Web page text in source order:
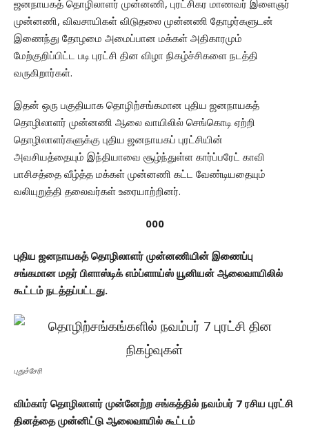
ஜனநாயகத் தொழிலாளர் முன்னணி, புரட்சிகர மாணவர் இளைஞர்
முன்னணி, விவசாயிகள் விடுதலை முன்னணி தோழர்களுடன்
இணைந்து தோழமை அமைப்பான மக்கள் அதிகாரமும்
மேற்குறிப்பிட்ட படி புரட்சி தின விழா நிகழ்ச்சிகளை நடத்தி
வருகிறார்கள்.
இதன் ஒரு பகுதியாக தொழிற்சங்கமான புதிய ஜனநாயகத்
தொழிலாளர் முன்னணி ஆலை வாயிலில் செங்கொடி ஏற்றி
தொழிலாளர்களுக்கு புதிய ஜனநாயகப் புரட்சியின்
அவசியத்தையும் இந்தியாவை சூழ்ந்துள்ள கார்ப்பரேட் காவி
பாசிசத்தை வீழ்த்த மக்கள் முன்னணி கட்ட வேண்டியதையும்
வலியுறுத்தி தலைவர்கள் உரையாற்றினர்.
000
புதிய ஜனநாயகத் தொழிலாளர் முன்னணியின் இணைப்பு
சங்கமான மதர் பிளாஸ்டிக் எம்ப்ளாய்ஸ் யூனியன் ஆலைவாயிலில்
கூட்டம் நடத்தப்பட்டது.
புதுச்சேரி
விம்கார் தொழிலாளர் முன்னேற்ற சங்கத்தில் நவம்பர் 7 ரசிய புரட்சி
தினத்தை முன்னிட்டு ஆலைவாயில் கூட்டம்